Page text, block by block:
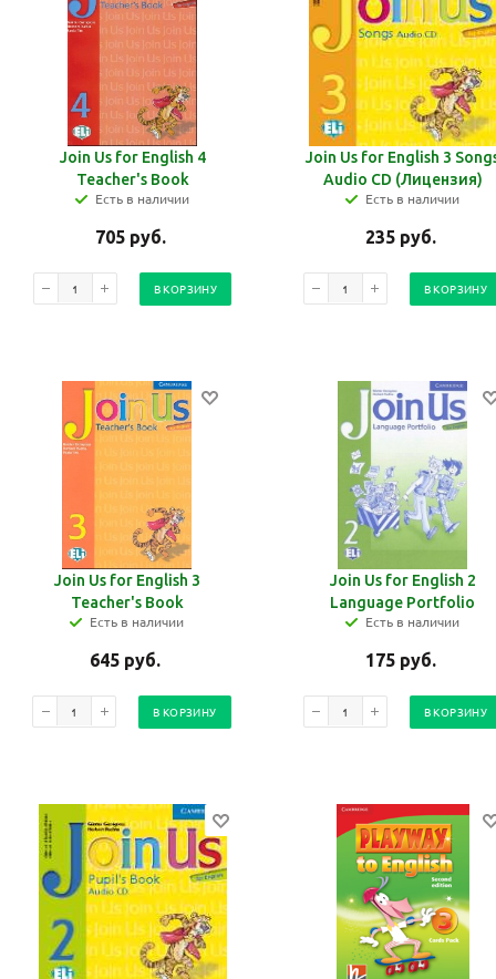
Join Us for English 4
Teacher's Book
Есть в наличии
705руб.
В КОРЗИНУ
Join Us for English 3
Audio CD (Лицензия)
Есть в наличии
235руб.
В КОРЗИНУ
Join Us for English 3
Teacher's Book
Есть в наличии
645руб.
В КОРЗИНУ
Join Us for English 2
Language Portfolio
Есть в наличии
175руб.
В КОРЗИНУ